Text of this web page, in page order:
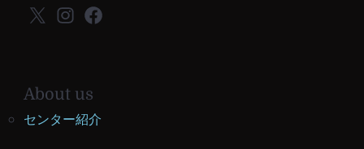
X Instagram
Facebook
About us
センター紹介